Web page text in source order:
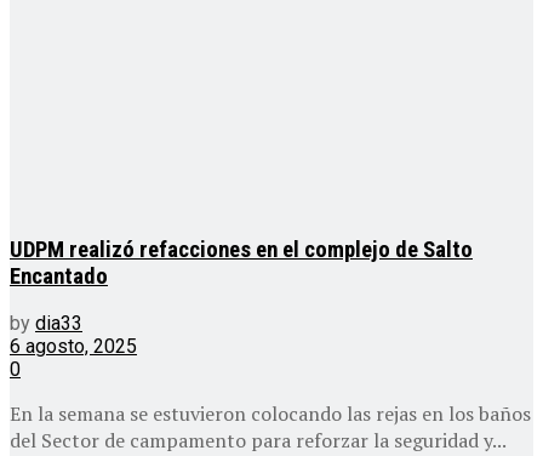
UDPM realizó refacciones en el complejo de Salto
Encantado
by dia33
6 agosto, 2025
0
En la semana se estuvieron colocando las rejas en los baños
del Sector de campamento para reforzar la seguridad y...